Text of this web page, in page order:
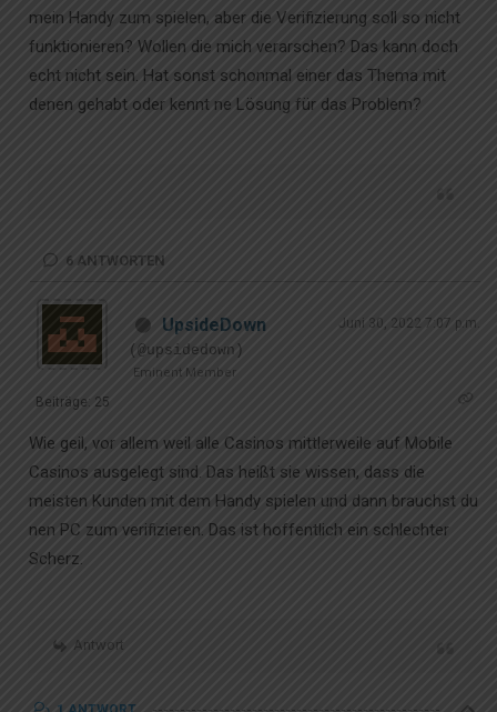
mein Handy zum spielen, aber die Verifizierung soll so nicht
funktionieren? Wollen die mich verarschen? Das kann doch
echt nicht sein. Hat sonst schonmal einer das Thema mit
denen gehabt oder kennt ne Lösung für das Problem?
6 ANTWORTEN
Beiträge: 25
UpsideDown Juni 30, 2022 7:07 p.m.
(@upsidedown)
Eminent Member
Wie geil, vor allem weil alle Casinos mittlerweile auf Mobile
Casinos ausgelegt sind. Das heißt sie wissen, dass die
meisten Kunden mit dem Handy spielen und dann brauchst du
nen PC zum verifizieren. Das ist hoffentlich ein schlechter
Scherz.
Antwort